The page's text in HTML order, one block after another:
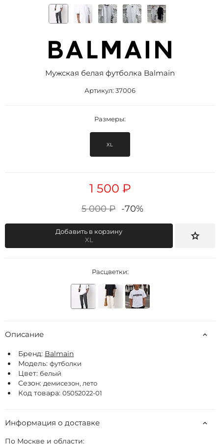
Мужская белая футболка Balmain
Артикул: 37006
Размеры:
XL
1 500 ₽
5 000 ₽ -70%
Добавить в корзину
XL
Расцветки:
Описание
Бренд: Balmain
Модель: футболки
Цвет: белый
Сезон: демисезон, лето
Код товара: 05052022-01
Информация о доставке
По Москве и области: